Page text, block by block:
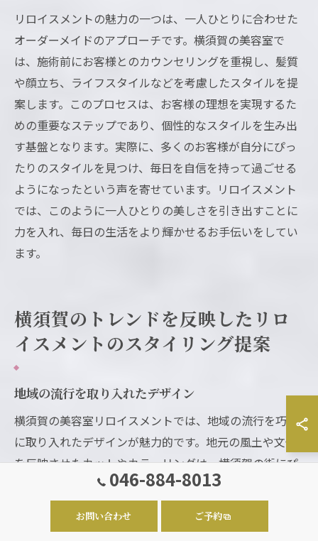
リロイスメントの魅力の一つは、一人ひとりに合わせた
オーダーメイドのアプローチです。横須賀の美容室で
は、施術前にお客様とのカウンセリングを重視し、髪質
や顔立ち、ライフスタイルなどを考慮したスタイルを提
案します。このプロセスは、お客様の理想を実現するた
めの重要なステップであり、個性的なスタイルを生み出
す基盤となります。実際に、多くのお客様が自分にぴっ
たりのスタイルを見つけ、毎日を自信を持って過ごせる
ようになったという声を寄せています。リロイスメント
では、このように一人ひとりの美しさを引き出すことに
力を入れ、毎日の生活をより輝かせるお手伝いをしてい
ます。
横須賀のトレンドを反映したリロ
イスメントのスタイリング提案
地域の流行を取り入れたデザイン
横須賀の美容室リロイスメントでは、地域の流行を巧み
に取り入れたデザインが魅力的です。地元の風土や文化
を反映させたカットやカラーリングは、横須賀の街にぴ
ったりとマッチします。特に、海に近い特性を活かした
スタイルは、海風に負けない持続力を持っています。さ
らに、地元のイベントや季節ごとに変わるトレンドを敏
046-884-8013
お問い合わせ ご予約